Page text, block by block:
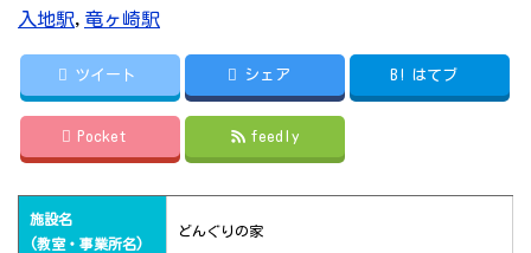
入地駅, 竜ヶ崎駅
ツイート シェア B! はてブ
Pocket feedly
施設名
(教室・事業所名)
どんぐりの家